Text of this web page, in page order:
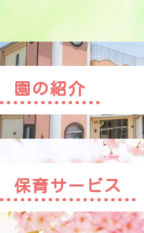
園の紹介
保育サービス